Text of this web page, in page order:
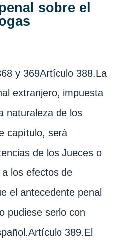
sobre el
y 369Artículo 388.La
extranjero, impuesta
naturaleza de los
capítulo, será
de los Jueces o
los efectos de
el antecedente penal
pudiese serlo con
389.El